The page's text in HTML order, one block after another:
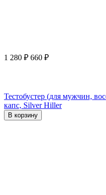
1 280 ₽ 660 ₽
Тестобустер (для мужчин,
капс, Silver Hiller
В корзину